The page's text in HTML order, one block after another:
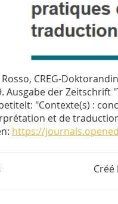
Rosso, CREG-
Ausgabe der Zeitschrift
"Contexte(s) :
et de
https://